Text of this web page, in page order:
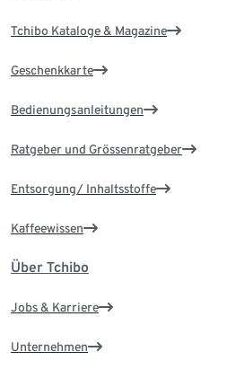
Tchibo Kataloge & Magazine
Geschenkkarte
Bedienungsanleitungen
Ratgeber und Grössenratgeber
Entsorgung/ Inhaltsstoffe
Kaffeewissen
Über Tchibo
Jobs & Karriere
Unternehmen